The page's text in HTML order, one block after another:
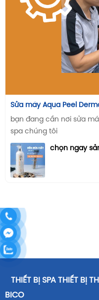
Sửa máy Aqua Peel
bạn đang cần nơi sửa
spa chúng tôi
chọn ngay
THIẾT BỊ SPA THIẾT BỊ
BICO